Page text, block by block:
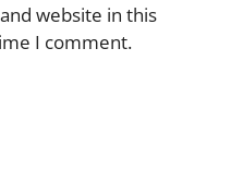
website in this
I comment.